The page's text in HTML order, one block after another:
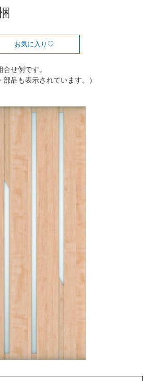
お気に入り
せ例です。
部品も表示されています。）